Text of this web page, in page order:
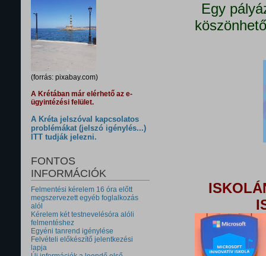
(forrás: pixabay.com)
A Krétában már elérhető az e-
ügyintézési felület.
A Kréta jelszóval kapcsolatos
problémákat (jelszó igénylés...)
ITT tudják jelezni.
FONTOS
INFORMÁCIÓK
Felmentési kérelem 16 óra előtt
megszervezett egyéb foglalkozás
alól
Kérelem két testnevelésóra alóli
felmentéshez
Egyéni tanrend igénylése
Felvételi előkészítő jelentkezési
lapja
Egy